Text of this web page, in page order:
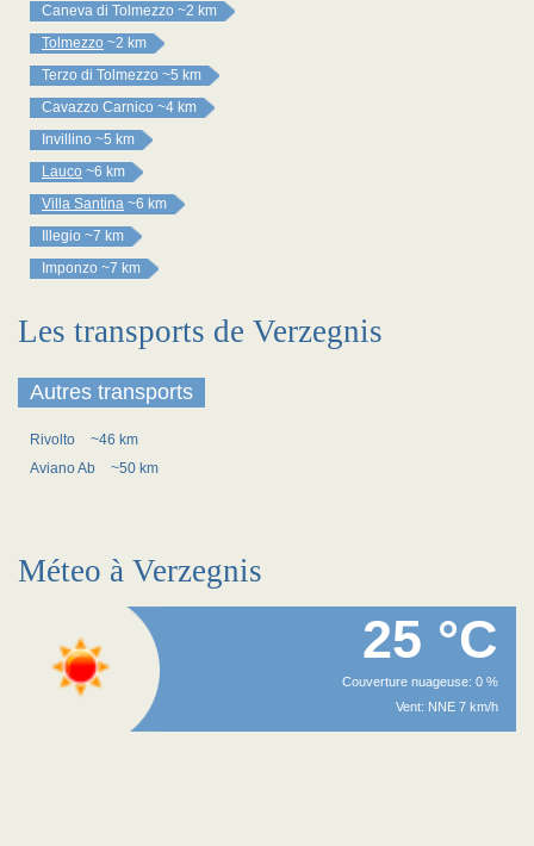
Caneva di Tolmezzo ~2 km
Tolmezzo ~2 km
Terzo di Tolmezzo ~5 km
Cavazzo Carnico ~4 km
Invillino ~5 km
Lauco ~6 km
Villa Santina ~6 km
Illegio ~7 km
Imponzo ~7 km
Les transports de Verzegnis
Autres transports
Rivolto
~46 km
Aviano Ab
~50 km
Méteo à Verzegnis
25 °C
Couverture nuageuse: 0 %
Vent: NNE 7 km/h